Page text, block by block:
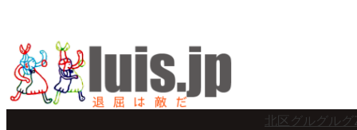
容
を
ス
北区グルグルグ